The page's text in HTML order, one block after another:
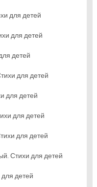
для детей
для детей
детей
для детей
для детей
для детей
для детей
Стихи для детей
детей